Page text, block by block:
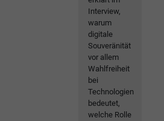
Interview,
warum
digitale
Souveränität
vor allem
Wahlfreiheit
bei
Technologien
bedeutet,
welche Rolle